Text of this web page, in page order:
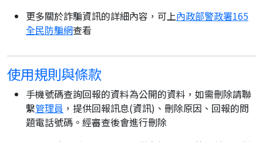
更多關於詐騙資訊的詳細內容，可上內政部警政署165
全民防騙網查看
使用規則與條款
手機號碼查詢回報的資料為公開的資料，如需刪除請聯
繫管理員 ，提供回報訊息(資訊)、刪除原因、回報的問
題電話號碼。經審查後會進行刪除